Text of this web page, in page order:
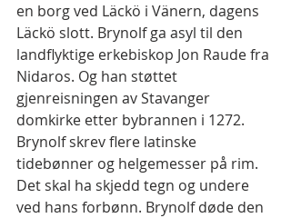
en borg ved Läckö i Vänern, dagens
Läckö slott. Brynolf ga asyl til den
landflyktige erkebiskop Jon Raude fra
Nidaros. Og han støttet
gjenreisningen av Stavanger
domkirke etter bybrannen i 1272.
Brynolf skrev flere latinske
tidebønner og helgemesser på rim.
Det skal ha skjedd tegn og undere
ved hans forbønn. Brynolf døde den